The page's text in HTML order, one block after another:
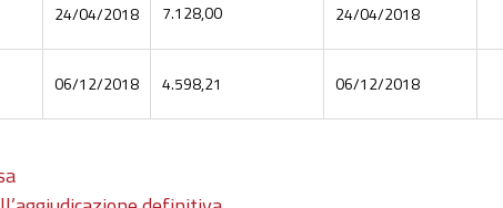
24/04/2018 7.128,00 24/04/2018
06/12/2018 4.598,21 06/12/2018